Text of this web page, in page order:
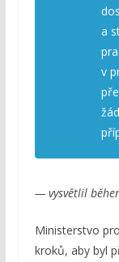
a
v
— vysvětlil
Ministerstvo
kroků, aby byl